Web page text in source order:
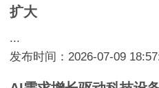
扩大
...
发布时间：2026-07-09